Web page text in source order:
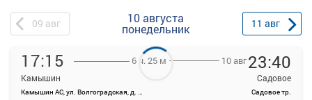
09 авг 10 августа
понедельник 11 авг
17:15
Камышин
Камышин АС, ул. Волгоградская, д. 28
6 ч. 25 м 10 авг23:40
Садовое
Садовое тр.